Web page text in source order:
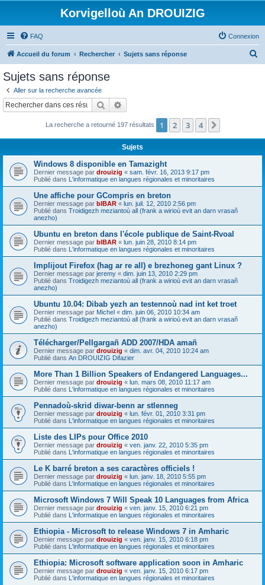
Korvigelloù An DROUIZIG
FAQ Connexion
Accueil du forum Rechercher Sujets sans réponse
c
Sujets sans réponse
Aller sur la recherche avancée
Rechercher
La recherche a retourné 197 résultats 1 2 3 4
Sujets
Windows 8 disponible en Tamazight
Dernier message par drouizig « sam. févr. 16, 2013 9:17 pm
Publié dans L'informatique en langues régionales et minoritaires
Une affiche pour GCompris en breton
Dernier message par bIBAR « lun. juil. 12, 2010 2:56 pm
Publié dans Troidigezh meziantoù all (frank a wirioù evit an darn vrasañ
anezho)
Ubuntu en breton dans l'école publique de Saint-Rvoal
Dernier message par bIBAR « lun. juin 28, 2010 8:14 pm
Publié dans L'informatique en langues régionales et minoritaires
Implijout Firefox (hag ar re all) e brezhoneg gant Linux ?
Dernier message par jeremy « dim. juin 13, 2010 2:29 pm
Publié dans Troidigezh meziantoù all (frank a wirioù evit an darn vrasañ
anezho)
Ubuntu 10.04: Dibab yezh an testennoù nad int ket troet
Dernier message par Michel « dim. juin 06, 2010 10:34 am
Publié dans Troidigezh meziantoù all (frank a wirioù evit an darn vrasañ
anezho)
Télécharger/Pellgargañ ADD 2007/HDA amañ
Dernier message par drouizig « dim. avr. 04, 2010 10:24 am
Publié dans An DROUIZIG Difazier
More Than 1 Billion Speakers of Endangered Languages...
Dernier message par drouizig « lun. mars 08, 2010 11:17 am
Publié dans L'informatique en langues régionales et minoritaires
Pennadoù-skrid diwar-benn ar stlenneg
Dernier message par drouizig « lun. févr. 01, 2010 3:31 pm
Publié dans L'informatique en langues régionales et minoritaires
Liste des LIPs pour Office 2010
Dernier message par drouizig « ven. janv. 22, 2010 5:35 pm
Publié dans L'informatique en langues régionales et minoritaires
Le K barré breton a ses caractères officiels !
Dernier message par drouizig « lun. janv. 18, 2010 5:55 pm
Publié dans L'informatique en langues régionales et minoritaires
Microsoft Windows 7 Will Speak 10 Languages from Africa
Dernier message par drouizig « ven. janv. 15, 2010 6:21 pm
Publié dans L'informatique en langues régionales et minoritaires
Ethiopia - Microsoft to release Windows 7 in Amharic
Dernier message par drouizig « ven. janv. 15, 2010 6:18 pm
Publié dans L'informatique en langues régionales et minoritaires
Ethiopia: Microsoft software application soon in Amharic
Dernier message par drouizig « ven. janv. 15, 2010 6:17 pm
Publié dans L'informatique en langues régionales et minoritaires